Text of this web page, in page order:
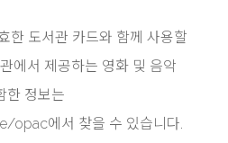
한 도서관 카드와 함께 사용할
에서 제공하는 영화 및 음악
한 정보는
opac에서 찾을 수 있습니다.